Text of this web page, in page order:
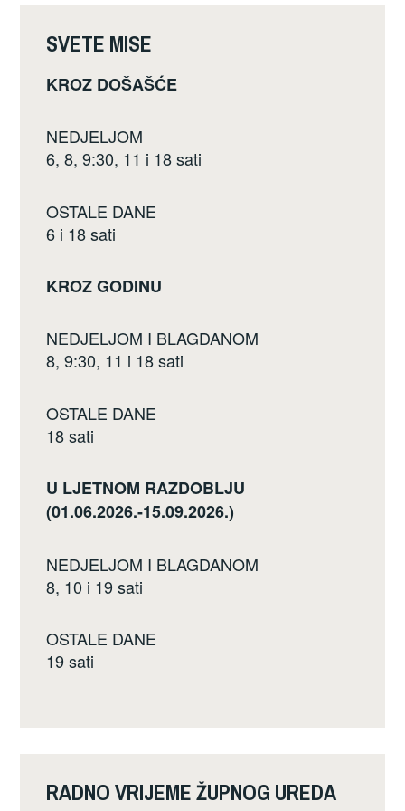
k
SVETE MISE
KROZ DOŠAŠĆE
NEDJELJOM
6, 8, 9:30, 11 i 18 sati
OSTALE DANE
6 i 18 sati
KROZ GODINU
NEDJELJOM I BLAGDANOM
8, 9:30, 11 i 18 sati
OSTALE DANE
18 sati
U LJETNOM RAZDOBLJU
(01.06.2026.-15.09.2026.)
NEDJELJOM I BLAGDANOM
8, 10 i 19 sati
OSTALE DANE
19 sati
RADNO VRIJEME ŽUPNOG UREDA